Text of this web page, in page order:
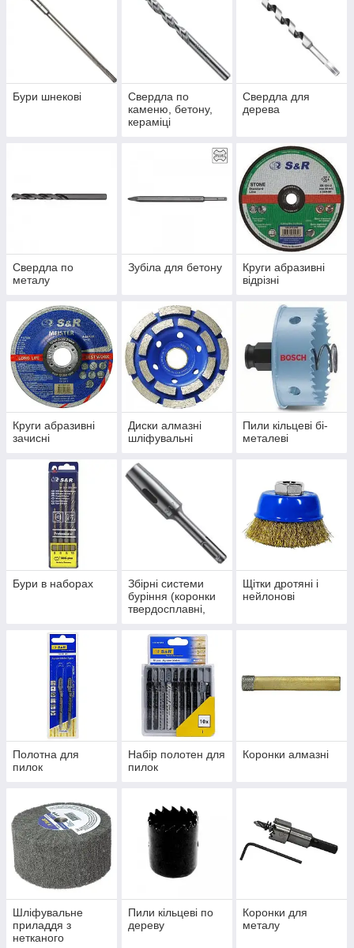
Бури шнекові
Свердла по
каменю, бетону,
кераміці
Свердла для
дерева
Свердла по
металу
Зубіла для бетону
Круги абразивні
відрізні
Круги абразивні
зачисні
Диски алмазні
шліфувальні
Пили кільцеві бі-
металеві
Бури в наборах
Збірні системи
буріння (коронки
твердосплавні,
Щітки дротяні і
нейлонові
Полотна для
пилок
Набір полотен для
пилок
Коронки алмазні
Шліфувальне
приладдя з
нетканого
Пили кільцеві по
дереву
Коронки для
металу